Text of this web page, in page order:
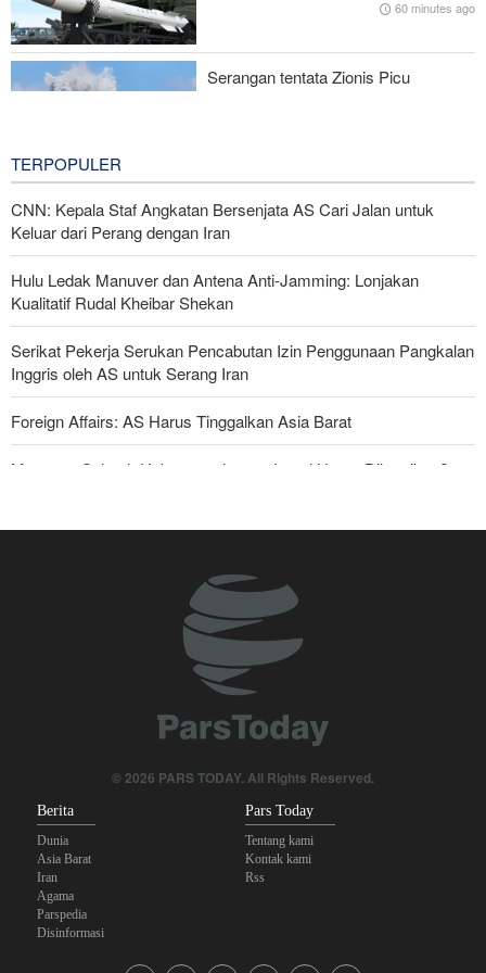
Sama STEM
60 minutes ago
Serangan tentata Zionis Picu
TERPOPULER
CNN: Kepala Staf Angkatan Bersenjata AS Cari Jalan untuk
Keluar dari Perang dengan Iran
Hulu Ledak Manuver dan Antena Anti-Jamming: Lonjakan
Kualitatif Rudal Kheibar Shekan
Serikat Pekerja Serukan Pencabutan Izin Penggunaan Pangkalan
Inggris oleh AS untuk Serang Iran
Foreign Affairs: AS Harus Tinggalkan Asia Barat
Mengapa Seluruh Hubungan dengan Israel Harus Dihentikan?
Joe Kent: Komunitas Intelijen AS Tahu Iran Tidak Buat Nuklir, Tapi
Suara Mereka Dibungkam
Anggota Senior Ansarullah: Pernyataan DK PBB Tidak Layak
Legislator Irak: AS Sumber Utama Instabilitas di Kawasan
Mengapa Lobi Zionis di Amerika Tidak Lagi Seefektif Dulu?
© 2026 PARS TODAY. All Rights Reserved.
Berita
Dunia
Asia Barat
Iran
Agama
Parspedia
Disinformasi
Pars Today
Tentang kami
Kontak kami
Rss